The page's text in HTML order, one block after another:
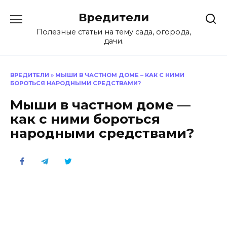
содержанию
Вредители
Полезные статьи на тему сада, огорода,
дачи.
ВРЕДИТЕЛИ » МЫШИ В ЧАСТНОМ ДОМЕ – КАК С НИМИ
БОРОТЬСЯ НАРОДНЫМИ СРЕДСТВАМИ?
Мыши в частном доме —
как с ними бороться
народными средствами?